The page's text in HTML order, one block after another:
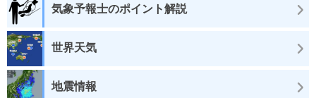
気象予報士のポイント解説
世界天気
地震情報